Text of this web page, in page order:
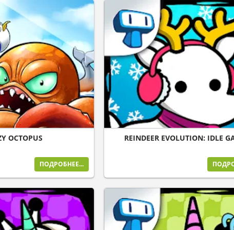
OCTOPUS
ПОДРОБНЕЕ...
REINDEER EVOLUTION: IDLE